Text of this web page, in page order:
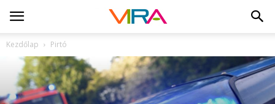
Kezdőlap Pirtó